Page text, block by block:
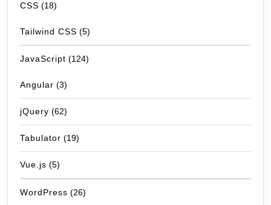
CSS (18)
Tailwind CSS (5)
JavaScript (124)
Angular (3)
jQuery (62)
Tabulator (19)
Vue.js (5)
WordPress (26)